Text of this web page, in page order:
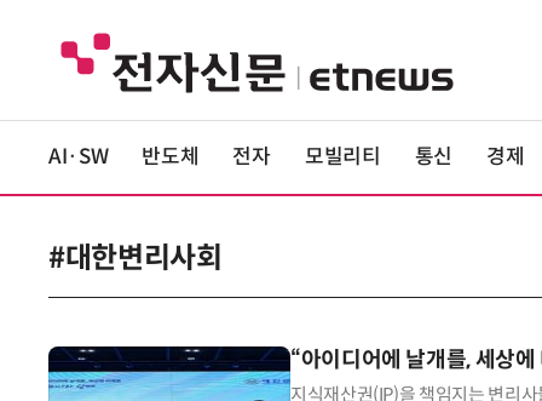
AI·SW 반도체 전자 모빌리티 통신 경제
#대한변리사회
“아이디어에 날개를, 세상
지식재산권(IP)을 책임지는 변리